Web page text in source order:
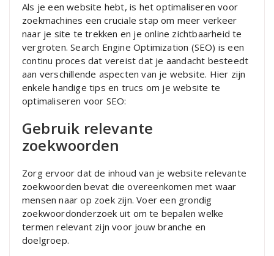
Als je een website hebt, is het optimaliseren voor
zoekmachines een cruciale stap om meer verkeer
naar je site te trekken en je online zichtbaarheid te
vergroten. Search Engine Optimization (SEO) is een
continu proces dat vereist dat je aandacht besteedt
aan verschillende aspecten van je website. Hier zijn
enkele handige tips en trucs om je website te
optimaliseren voor SEO:
Gebruik relevante
zoekwoorden
Zorg ervoor dat de inhoud van je website relevante
zoekwoorden bevat die overeenkomen met waar
mensen naar op zoek zijn. Voer een grondig
zoekwoordonderzoek uit om te bepalen welke
termen relevant zijn voor jouw branche en
doelgroep.